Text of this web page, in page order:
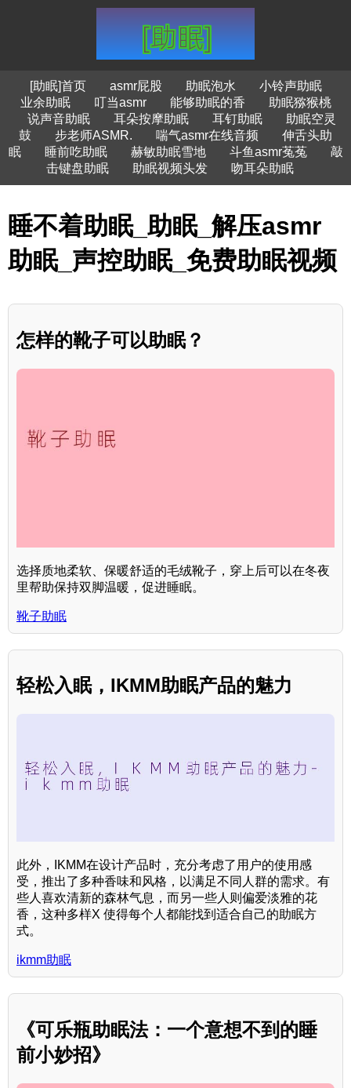
[助眠]首页 asmr屁股 助眠泡水
小铃声助眠
业余助眠
叮当asmr 能够助眠的香
助眠猕猴桃
说声音助眠
耳朵按摩助眠 耳钉助眠
助眠空灵
鼓
步老师ASMR. 喘气asmr在线音频
伸舌头助
眠
睡前吃助眠 赫敏助眠雪地 斗鱼asmr菟菟
敲
击键盘助眠
助眠视频头发 吻耳朵助眠
睡不着助眠_助眠_解压asmr
助眠_声控助眠_免费助眠视频
怎样的靴子可以助眠？
选择质地柔软、保暖舒适的毛绒靴子，穿上后可以在冬夜
里帮助保持双脚温暖，促进睡眠。
靴子助眠
轻松入眠，IKMM助眠产品的魅力
此外，IKMM在设计产品时，充分考虑了用户的使用感
受，推出了多种香味和风格，以满足不同人群的需求。有
些人喜欢清新的森林气息，而另一些人则偏爱淡雅的花
香，这种多样X 使得每个人都能找到适合自己的助眠方
式。
ikmm助眠
《可乐瓶助眠法：一个意想不到的睡
前小妙招》